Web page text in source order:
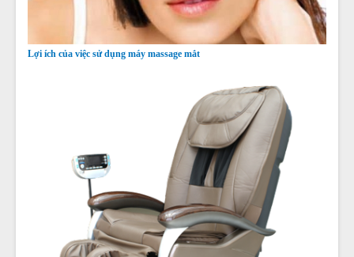
Lợi ích của việc sử dụng máy massage mắt